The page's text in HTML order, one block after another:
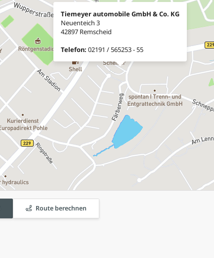
Tiemeyer automobile GmbH & Co. KG
Neuenteich 3
42897 Remscheid
Telefon: 02191 / 565253 - 55
Route berechnen